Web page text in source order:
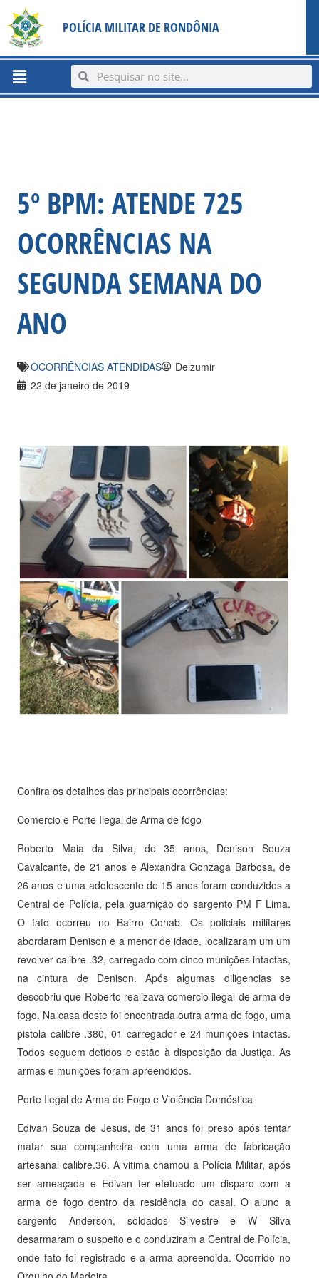
content
para
conteúdo
POLÍCIA MILITAR DE RONDÔNIA
Menu SearchSearch
5º BPM: ATENDE 725
OCORRÊNCIAS NA
SEGUNDA SEMANA DO
ANO
OCORRÊNCIAS ATENDIDAS
Delzumir
22 de janeiro de 2019
Confira os detalhes das principais ocorrências:
Comercio e Porte Ilegal de Arma de fogo
Roberto Maia da Silva, de 35 anos, Denison Souza
Cavalcante, de 21 anos e Alexandra Gonzaga Barbosa, de
26 anos e uma adolescente de 15 anos foram conduzidos a
Central de Polícia, pela guarnição do sargento PM F Lima.
O fato ocorreu no Bairro Cohab. Os policiais militares
abordaram Denison e a menor de idade, localizaram um um
revolver calibre .32, carregado com cinco munições intactas,
na cintura de Denison. Após algumas diligencias se
descobriu que Roberto realizava comercio ilegal de arma de
fogo. Na casa deste foi encontrada outra arma de fogo, uma
pistola calibre .380, 01 carregador e 24 munições intactas.
Todos seguem detidos e estão à disposição da Justiça. As
armas e munições foram apreendidos.
Porte Ilegal de Arma de Fogo e Violência Doméstica
Edivan Souza de Jesus, de 31 anos foi preso após tentar
matar sua companheira com uma arma de fabricação
artesanal calibre.36. A vitima chamou a Polícia Militar, após
ser ameaçada e Edivan ter efetuado um disparo com a
arma de fogo dentro da residência do casal. O aluno a
sargento Anderson, soldados Silvestre e W Silva
desarmaram o suspeito e o conduziram a Central de Polícia,
onde fato foi registrado e a arma apreendida. Ocorrido no